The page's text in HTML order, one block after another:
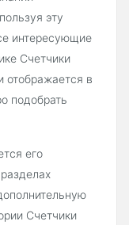
эту
интересующие
Счетчики
отображается в
подобрать
его
Счетчики